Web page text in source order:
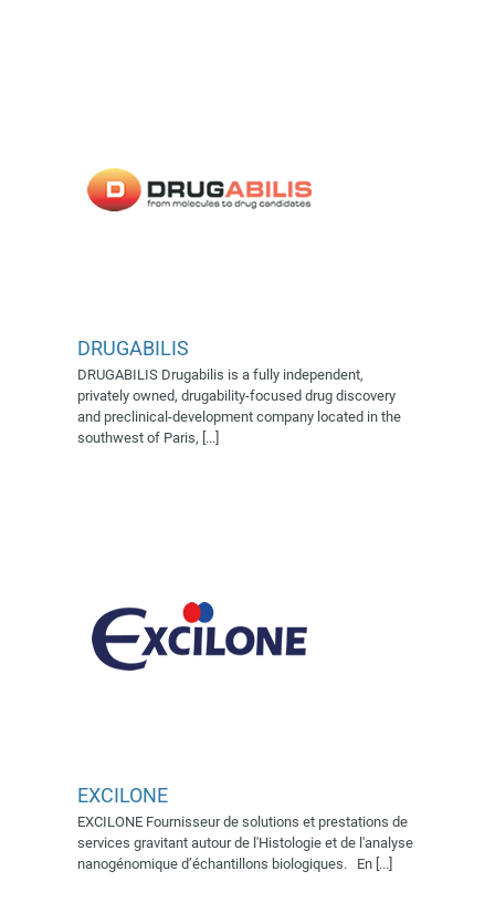
DRUGABILIS
DRUGABILIS Drugabilis is a fully independent,
privately owned, drugability-focused drug discovery
and preclinical-development company located in the
southwest of Paris, [...]
EXCILONE
Exposant 2024 Exposants 2019
Village AFSSI 2024
EXCILONE
EXCILONE Fournisseur de solutions et prestations de
services gravitant autour de l'Histologie et de l'analyse
nanogénomique d’échantillons biologiques. En [...]
GENOWAY
Village AFSSI 2019